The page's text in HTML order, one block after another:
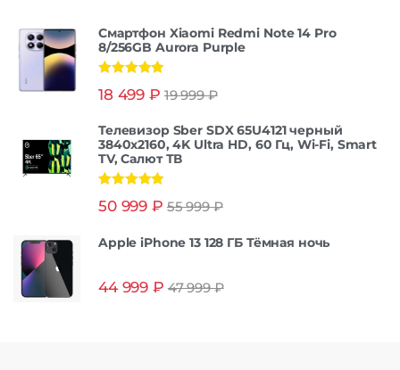
Смартфон Xiaomi Redmi Note 14 Pro
8/256GB Aurora Purple
из 5
18 499 ₽ 19 999₽
Телевизор Sber SDX 65U4121 черный
3840x2160, 4K Ultra HD, 60 Гц, Wi-Fi, Smart
TV, Салют ТВ
из 5
50 999 ₽ 55 999₽
Apple iPhone 13 128 ГБ Тёмная ночь
44 999 ₽ 47 999₽